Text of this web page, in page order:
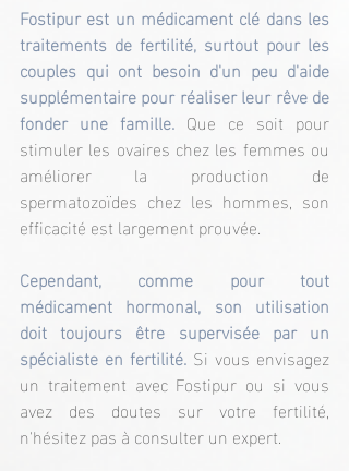
Fostipur est un médicament clé dans les
traitements de fertilité, surtout pour les
couples qui ont besoin d'un peu d'aide
supplémentaire pour réaliser leur rêve de
fonder une famille. Que ce soit pour
stimuler les ovaires chez les femmes ou
améliorer la production de
spermatozoïdes chez les hommes, son
efficacité est largement prouvée.
Cependant, comme pour tout
médicament hormonal, son utilisation
doit toujours être supervisée par un
spécialiste en fertilité. Si vous envisagez
un traitement avec Fostipur ou si vous
avez des doutes sur votre fertilité,
n'hésitez pas à consulter un expert.